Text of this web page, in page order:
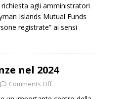
richiesta agli amministratori
Islands Mutual Funds
registrate” ai sensi
nel 2024
Comments Off